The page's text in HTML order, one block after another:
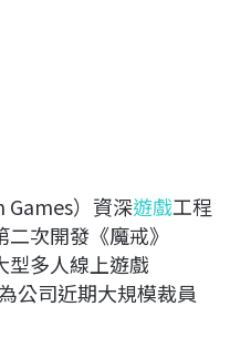
Games）資深遊戲工程
次開發《魔戒》
型多人線上遊戲
公司近期大規模裁員